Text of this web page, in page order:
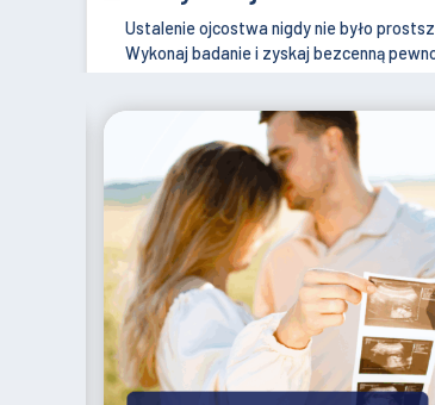
Nietolerancje pokarmowe
Ciągłe wzdęcia i zaparcia? Odkryj wroga w
jedzeniu.
Czytaj więcej